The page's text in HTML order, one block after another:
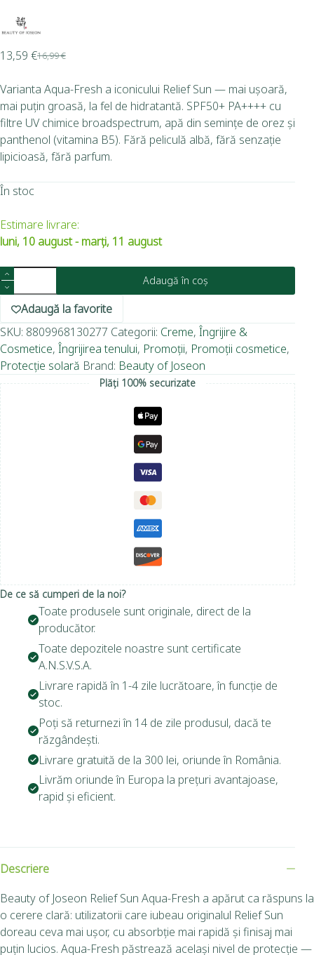
16,99€
13,59 €
Varianta Aqua-Fresh a iconicului Relief Sun — mai ușoară,
mai puțin groasă, la fel de hidratantă. SPF50+ PA++++ cu
filtre UV chimice broadspectrum, apă din semințe de orez și
panthenol (vitamina B5). Fără peliculă albă, fără senzație
lipicioasă, fără parfum.
În stoc
Estimare livrare:
luni, 10 august - marți, 11 august
Adaugă în coș
Adaugă la favorite
SKU: 8809968130277 Categorii: Creme, Îngrijire &
Cosmetice, Îngrijirea tenului, Promoții, Promoții cosmetice,
Protecție solară Brand: Beauty of Joseon
Plăți 100% securizate
De ce să cumperi de la noi?
Toate produsele sunt originale, direct de la
producător.
Toate depozitele noastre sunt certificate
A.N.S.V.S.A.
Livrare rapidă în 1-4 zile lucrătoare, în funcție de
stoc.
Poți să returnezi în 14 de zile produsul, dacă te
răzgândești.
Livrare gratuită de la 300 lei, oriunde în România.
Livrăm oriunde în Europa la prețuri avantajoase,
rapid și eficient.
Descriere
Beauty of Joseon Relief Sun Aqua-Fresh a apărut ca răspuns la
o cerere clară: utilizatorii care iubeau originalul Relief Sun
doreau ceva mai ușor, cu absorbție mai rapidă și finisaj mai
puțin lucios. Aqua-Fresh păstrează același nivel de protecție —